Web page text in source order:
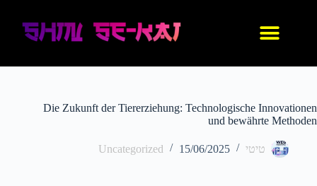
Die Zukunft der Tiererziehung: Technologische Innovationen
und bewährte Methoden
טיטי 15/06/2025
Uncategorized